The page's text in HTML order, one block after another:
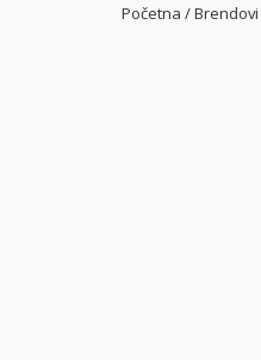
Početna /Brendovi